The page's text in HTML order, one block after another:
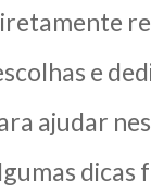
e
ajudar
dicas